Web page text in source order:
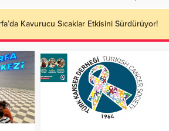
Yükseliş Sürüyor: Gram Altın
Yaklaştı!